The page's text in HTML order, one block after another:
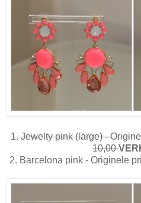
1. Jewelty pink (large) -
10,00
2. Barcelona pink - Originele